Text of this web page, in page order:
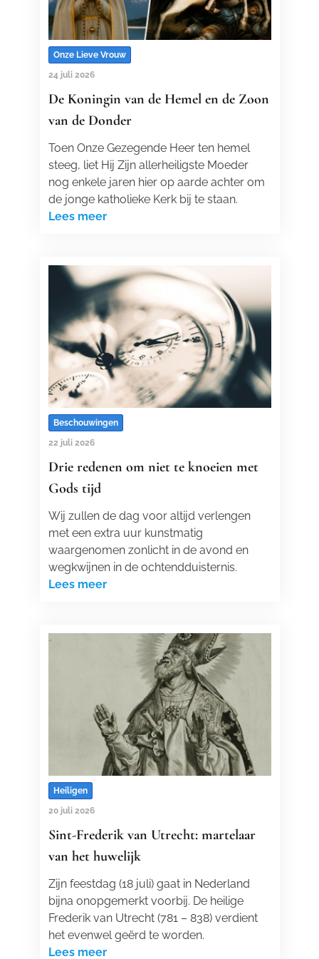
Onze Lieve Vrouw
24 juli 2026
De Koningin van de Hemel en de Zoon
van de Donder
Toen Onze Gezegende Heer ten hemel
steeg, liet Hij Zijn allerheiligste Moeder
nog enkele jaren hier op aarde achter om
de jonge katholieke Kerk bij te staan.
Lees meer
Beschouwingen
22 juli 2026
Drie redenen om niet te knoeien met
Gods tijd
Wij zullen de dag voor altijd verlengen
met een extra uur kunstmatig
waargenomen zonlicht in de avond en
wegkwijnen in de ochtendduisternis.
Lees meer
Heiligen
20 juli 2026
Sint-Frederik van Utrecht: martelaar
van het huwelijk
Zijn feestdag (18 juli) gaat in Nederland
bijna onopgemerkt voorbij. De heilige
Frederik van Utrecht (781 – 838) verdient
het evenwel geërd te worden.
Lees meer